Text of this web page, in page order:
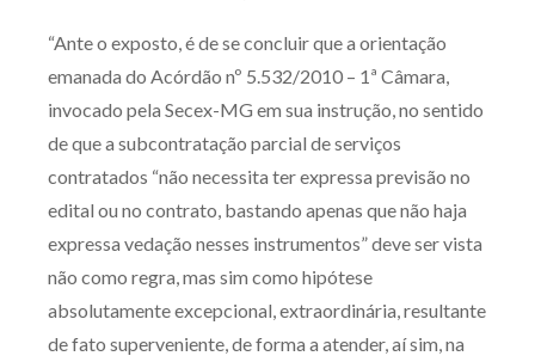
“Ante o exposto, é de se concluir que a orientação
emanada do Acórdão nº 5.532/2010 – 1ª Câmara,
invocado pela Secex-MG em sua instrução, no sentido
de que a subcontratação parcial de serviços
contratados “não necessita ter expressa previsão no
edital ou no contrato, bastando apenas que não haja
expressa vedação nesses instrumentos” deve ser vista
não como regra, mas sim como hipótese
absolutamente excepcional, extraordinária, resultante
de fato superveniente, de forma a atender, aí sim, na